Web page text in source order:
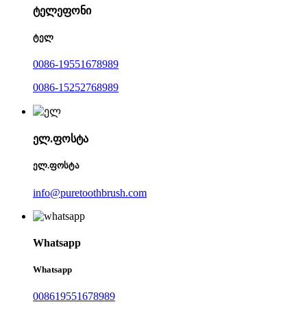
ტელეფონი
ტელ
0086-19551678989
0086-15252768989
ელ.ფოსტა
ელ.ფოსტა
info@puretoothbrush.com
Whatsapp
Whatsapp
008619551678989